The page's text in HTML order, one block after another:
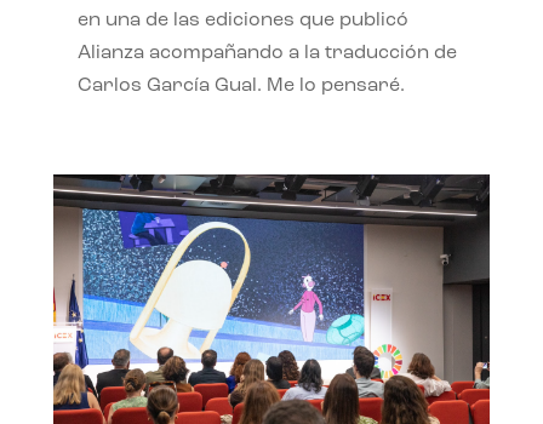
en una de las ediciones que publicó
Alianza acompañando a la traducción de
Carlos García Gual. Me lo pensaré.